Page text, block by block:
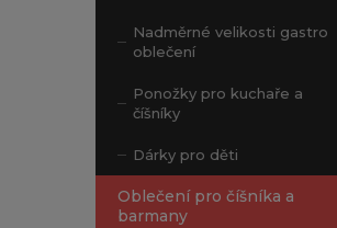
Nadměrné velikosti gastro
oblečení
Ponožky pro kuchaře a
číšníky
Dárky pro děti
Oblečení pro číšníka a
barmany